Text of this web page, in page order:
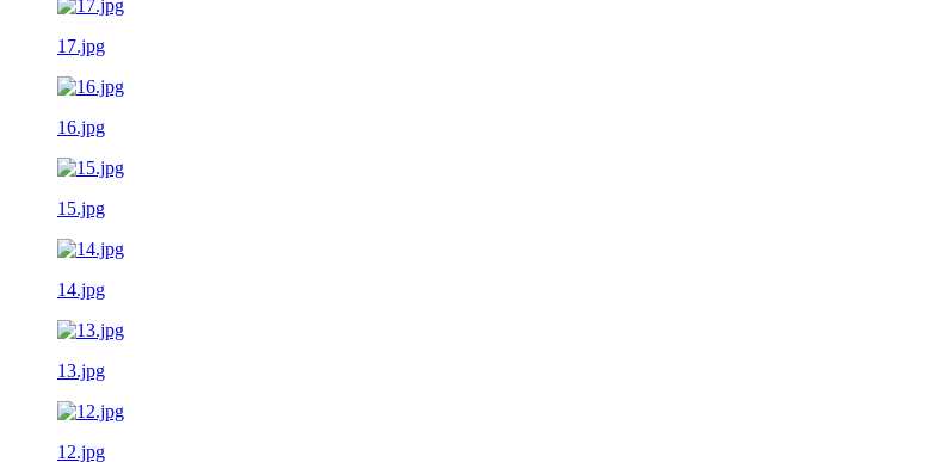
17.jpg
16.jpg
15.jpg
14.jpg
13.jpg
12.jpg